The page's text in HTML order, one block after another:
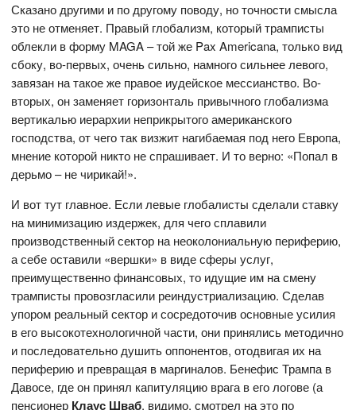
Сказано другими и по другому поводу, но точности смысла
это не отменяет. Правый глобализм, который трамписты
облекли в форму MAGA – той же Pax Americana, только вид
сбоку, во-первых, очень сильно, намного сильнее левого,
завязан на такое же правое иудейское мессианство. Во-
вторых, он заменяет горизонталь привычного глобализма
вертикалью иерархии неприкрытого американского
господства, от чего так визжит нагибаемая под него Европа,
мнение которой никто не спрашивает. И то верно: «Попал в
дерьмо – не чирикай!».
И вот тут главное. Если левые глобалисты сделали ставку
на минимизацию издержек, для чего сплавили
производственный сектор на неоколониальную периферию,
а себе оставили «вершки» в виде сферы услуг,
преимущественно финансовых, то идущие им на смену
трамписты провозгласили реиндустриализацию. Сделав
упором реальный сектор и сосредоточив основные усилия
в его высокотехнологичной части, они принялись методично
и последовательно душить оппонентов, отодвигая их на
периферию и превращая в маргиналов. Бенефис Трампа в
Давосе, где он принял капитуляцию врага в его логове (а
пенсионер Клаус Шваб, видимо, смотрел на это по